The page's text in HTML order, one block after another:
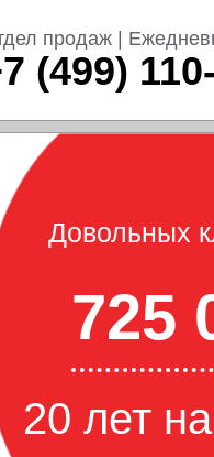
продаж |
(499)
Довольных
725
20 лет